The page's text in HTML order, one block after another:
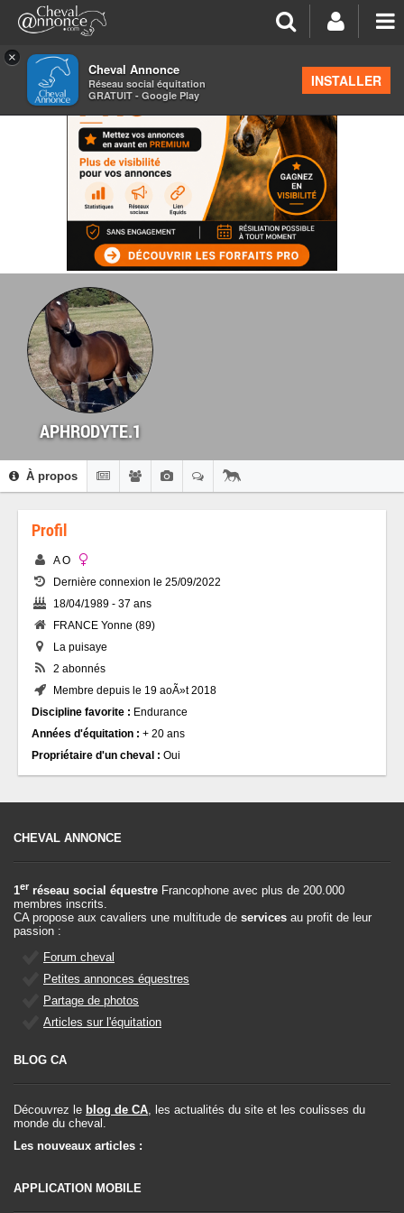
×
Cheval Annonce
Réseau social équitation
GRATUIT - Google Play
INSTALLER
APHRODYTE.1
À propos
Profil
A O
Dernière connexion le 25/09/2022
18/04/1989 - 37 ans
FRANCE Yonne (89)
La puisaye
2 abonnés
Membre depuis le 19 aoÃ»t 2018
Discipline favorite : Endurance
Années d'équitation : + 20 ans
Propriétaire d'un cheval : Oui
CHEVAL ANNONCE
1er réseau social équestre Francophone avec plus de 200.000
membres inscrits.
CA propose aux cavaliers une multitude de services au profit de leur
passion :
Forum cheval
Petites annonces équestres
Partage de photos
Articles sur l'équitation
BLOG CA
Découvrez le blog de CA, les actualités du site et les coulisses du
monde du cheval.
Les nouveaux articles :
APPLICATION MOBILE